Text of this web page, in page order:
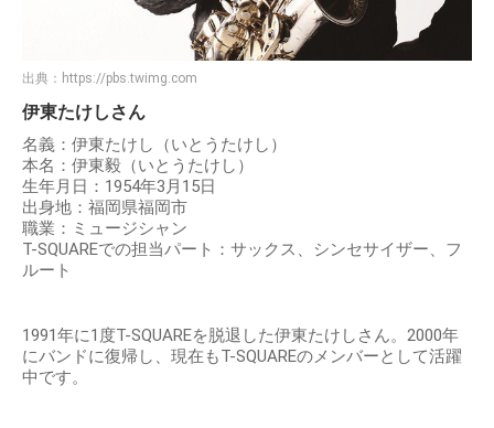
出典： https://pbs.twimg.com
伊東たけしさん
名義：伊東たけし（いとうたけし）
本名：伊東毅（いとうたけし）
生年月日：1954年3月15日
出身地：福岡県福岡市
職業：ミュージシャン
T-SQUAREでの担当パート：サックス、シンセサイザー、フ
ルート
1991年に1度T-SQUAREを脱退した伊東たけしさん。2000年
にバンドに復帰し、現在もT-SQUAREのメンバーとして活躍
中です。